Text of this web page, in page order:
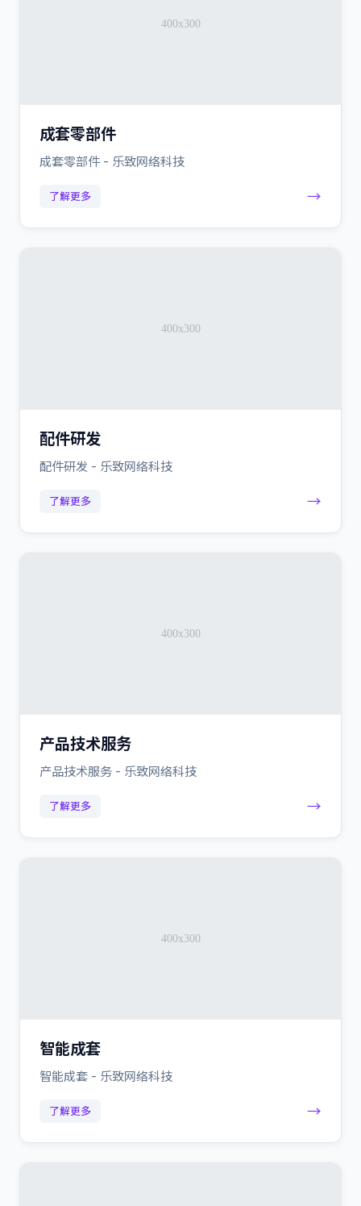
成套零部件
成套零部件 - 乐致网络科技
了解更多 →
配件研发
配件研发 - 乐致网络科技
了解更多 →
产品技术服务
产品技术服务 - 乐致网络科技
了解更多 →
智能成套
智能成套 - 乐致网络科技
了解更多 →